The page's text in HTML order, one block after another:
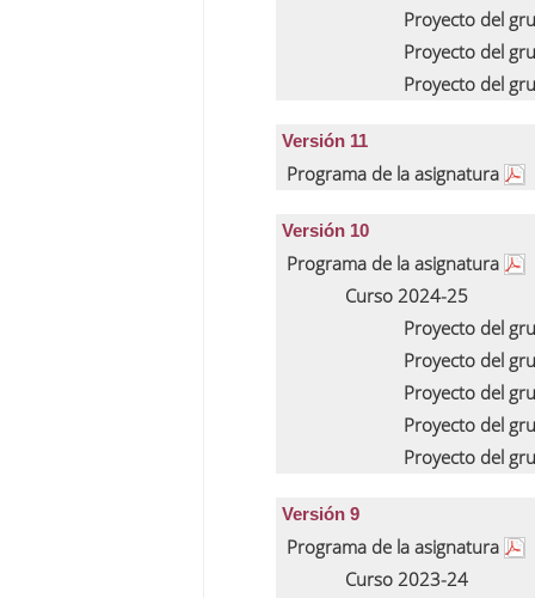
Proyecto del
Proyecto del
Proyecto del
Versión 11
Programa de la asignatura
Versión 10
Programa de la asignatura
Curso 2024-25
Proyecto del
Proyecto del
Proyecto del
Proyecto del
Proyecto del
Versión 9
Programa de la asignatura
Curso 2023-24